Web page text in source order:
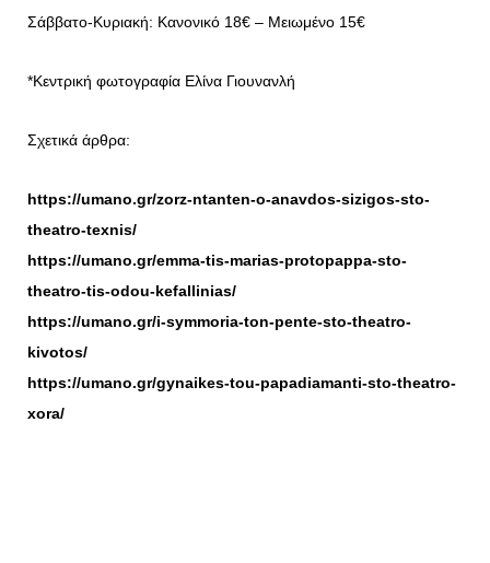
Σάββατο-Κυριακή: Κανονικό 18€ – Μειωμένο 15€
*Κεντρική φωτογραφία Ελίνα Γιουνανλή
Σχετικά άρθρα:
https://umano.gr/zorz-ntanten-o-anavdos-sizigos-sto-
theatro-texnis/
https://umano.gr/emma-tis-marias-protopappa-sto-
theatro-tis-odou-kefallinias/
https://umano.gr/i-symmoria-ton-pente-sto-theatro-
kivotos/
https://umano.gr/gynaikes-tou-papadiamanti-sto-theatro-
xora/